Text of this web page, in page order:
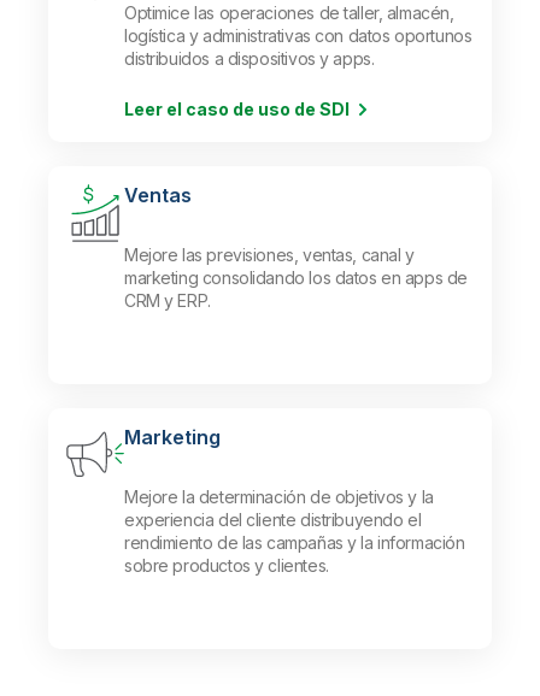
Optimice las operaciones de taller, almacén,
logística y administrativas con datos oportunos
distribuidos a dispositivos y apps.
Leer el caso de uso de SDI
Ventas
Mejore las previsiones, ventas, canal y
marketing consolidando los datos en apps de
CRM y ERP.
Marketing
Mejore la determinación de objetivos y la
experiencia del cliente distribuyendo el
rendimiento de las campañas y la información
sobre productos y clientes.